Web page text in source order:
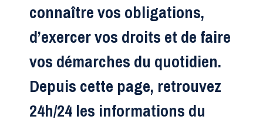
connaître vos obligations,
d’exercer vos droits et de faire
vos démarches du quotidien.
Depuis cette page, retrouvez
24h/24 les informations du